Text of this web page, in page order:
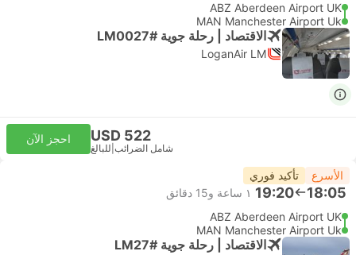
ABZ Aberdeen Airport UK
MAN Manchester Airport Uk
الاقتصاد | رحلة جوية #LM0027
LoganAir LM
USD 522
شامل الضرائب للبالغ
احجز الآن
الأسرع تأكيد فوري
18:05
19:20 ١ ساعة و‫15 دقائق
ABZ Aberdeen Airport UK
MAN Manchester Airport Uk
الاقتصاد | رحلة جوية #LM27